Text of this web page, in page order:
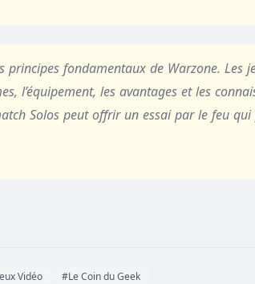
fondamentaux de Warzone. Les
l’équipement, les avantages et les
Solos peut offrir un essai par le feu
Vidéo #Le Coin du Geek